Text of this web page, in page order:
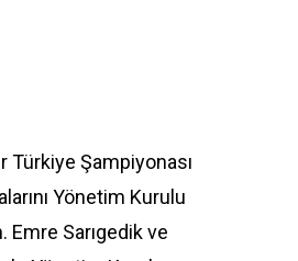
Türkiye Şampiyonası
Yönetim Kurulu
Emre Sarıgedik ve